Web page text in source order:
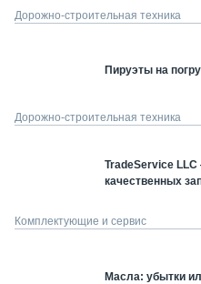
Дорожно-строительная техника
Пируэты на
Дорожно-строительная техника
TradeService
качественных
Комплектующие и сервис
Масла: убытки